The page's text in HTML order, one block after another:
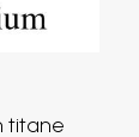
titane